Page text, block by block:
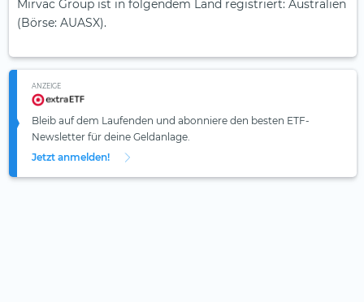
Mirvac Group ist in folgendem Land registriert: Australien
(Börse: AUASX).
ANZEIGE
Bleib auf dem Laufenden und abonniere den besten ETF-
Newsletter für deine Geldanlage.
Jetzt anmelden!